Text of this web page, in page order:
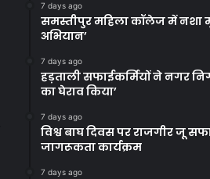
7 days ago
समस्तीपुर महिला कॉलेज में नशा
अभियान’
7 days ago
हड़ताली सफाईकर्मियों ने नगर
का घेराव किया’
7 days ago
विश्व बाघ दिवस पर राजगीर जू
जागरूकता कार्यक्रम
7 days ago